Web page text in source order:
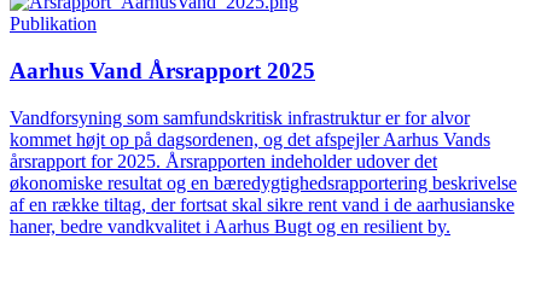
Publikation
Aarhus Vand Årsrapport 2025
Vandforsyning som samfundskritisk infrastruktur er for alvor
kommet højt op på dagsordenen, og det afspejler Aarhus Vands
årsrapport for 2025. Årsrapporten indeholder udover det
økonomiske resultat og en bæredygtighedsrapportering beskrivelse
af en række tiltag, der fortsat skal sikre rent vand i de aarhusianske
haner, bedre vandkvalitet i Aarhus Bugt og en resilient by.